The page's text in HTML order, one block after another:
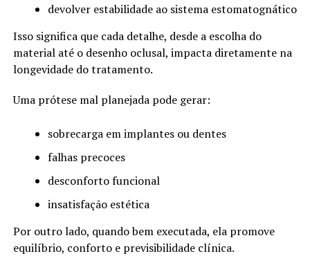
devolver estabilidade ao sistema estomatognático
Isso significa que cada detalhe, desde a escolha do
material até o desenho oclusal, impacta diretamente na
longevidade do tratamento.
Uma prótese mal planejada pode gerar:
sobrecarga em implantes ou dentes
falhas precoces
desconforto funcional
insatisfação estética
Por outro lado, quando bem executada, ela promove
equilíbrio, conforto e previsibilidade clínica.